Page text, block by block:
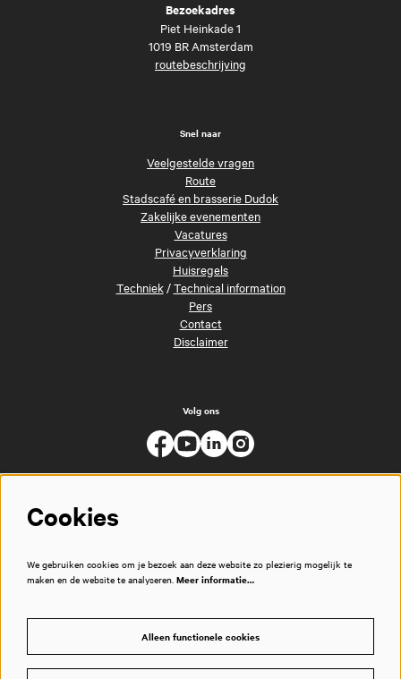
Bezoekadres
Piet Heinkade 1
1019 BR Amsterdam
routebeschrijving
Snel naar
Veelgestelde vragen
Route
Stadscafé en brasserie Dudok
Zakelijke evenementen
Vacatures
Privacyverklaring
Huisregels
Techniek/Technical information
Pers
Contact
Disclaimer
Volg ons
Cookies
We gebruiken cookies om je bezoek aan deze website zo plezierig mogelijk te
maken en de website te analyseren. Meer informatie…
Alleen functionele cookies